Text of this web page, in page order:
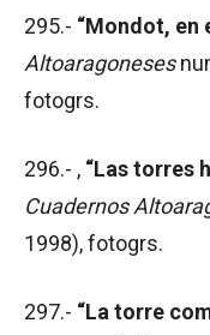
295.- “Mondot, en
Altoaragoneses
fotogrs.
296.- , “Las torres
Cuadernos
1998), fotogrs.
297.- “La torre